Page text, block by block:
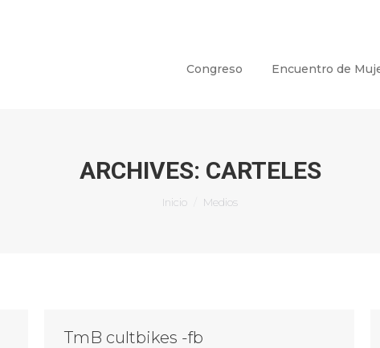
Congreso Encuentro de
ARCHIVES: CARTELES
Estás aquí:
Inicio Medios
TmB cultbikes -fb